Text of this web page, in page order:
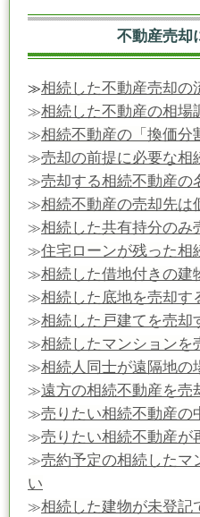
不動産売却
≫相続した不動産売却の
≫相続した不動産の相場
≫相続不動産の「換価分
≫売却の前提に必要な相
≫売却する相続不動産の
≫相続不動産の売却先は
≫相続した共有持分のみ
≫住宅ローンが残った相
≫相続した借地付きの建
≫相続した底地を売却す
≫相続した戸建てを売却
≫相続したマンションを
≫相続人同士が遠隔地の
≫遠方の相続不動産を売
≫売りたい相続不動産の
≫売りたい相続不動産が
≫売約予定の相続したマ
い
≫相続した建物が未登記